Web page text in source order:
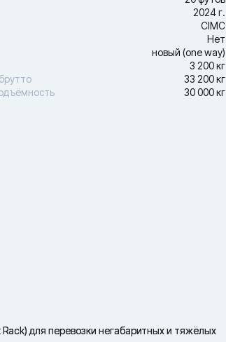
2024 г.
CIMC
Нет
новый (one way)
3 200 кг
33 200 кг
30 000 кг
для перевозки негабаритных и тяжёлых